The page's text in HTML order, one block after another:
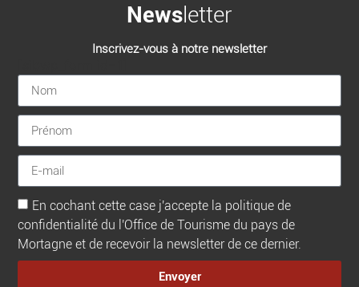
Newsletter
Inscrivez-vous à notre newsletter
En cochant cette case j'accepte la politique de
confidentialité du l'Office de Tourisme du pays de
Mortagne et de recevoir la newsletter de ce dernier.
Envoyer